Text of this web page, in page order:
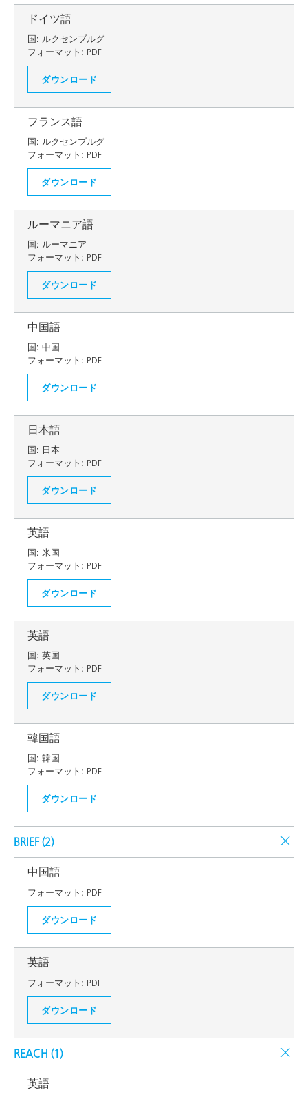
ドイツ語
国: ルクセンブルグ
フォーマット: PDF
ダウンロード
フランス語
国: ルクセンブルグ
フォーマット: PDF
ダウンロード
ルーマニア語
国: ルーマニア
フォーマット: PDF
ダウンロード
中国語
国: 中国
フォーマット: PDF
ダウンロード
日本語
国: 日本
フォーマット: PDF
ダウンロード
英語
国: 米国
フォーマット: PDF
ダウンロード
英語
国: 英国
フォーマット: PDF
ダウンロード
韓国語
国: 韓国
フォーマット: PDF
ダウンロード
BRIEF (2)
中国語
フォーマット: PDF
ダウンロード
英語
フォーマット: PDF
ダウンロード
REACH (1)
英語